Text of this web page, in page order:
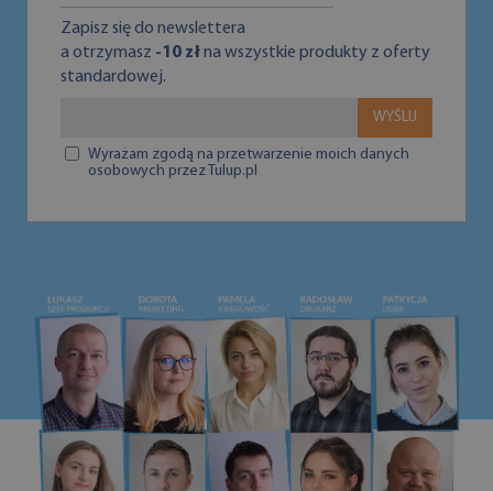
Zapisz się do newslettera
a otrzymasz -10 złna wszystkie produkty z oferty
standardowej.
WYŚLIJ
Wyrażam zgodą na przetwarzenie moich danych
osobowych przez Tulup.pl